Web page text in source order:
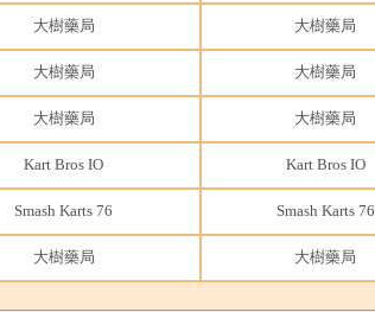
大樹藥局 大樹藥局
大樹藥局 大樹藥局
大樹藥局 大樹藥局
Kart Bros IO Kart Bros IO
Smash Karts 76 Smash Karts 76
大樹藥局 大樹藥局